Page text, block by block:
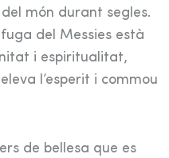
món durant segles.
del Messies està
i espiritualitat,
l’esperit i commou
de bellesa que es